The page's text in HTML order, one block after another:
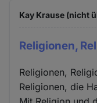
Kay Krause (nicht
Religionen,
Religionen,
Religionen, die